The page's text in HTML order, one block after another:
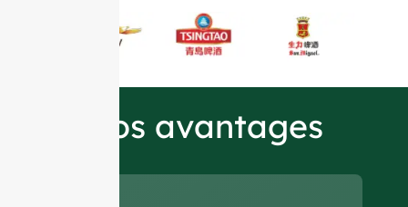
Nos avantages